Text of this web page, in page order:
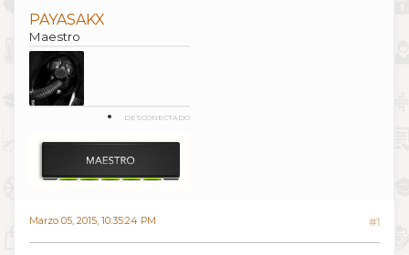
PAYASAKX
Maestro
DESCONECTADO
Marzo 05, 2015, 10:35:24 PM #1